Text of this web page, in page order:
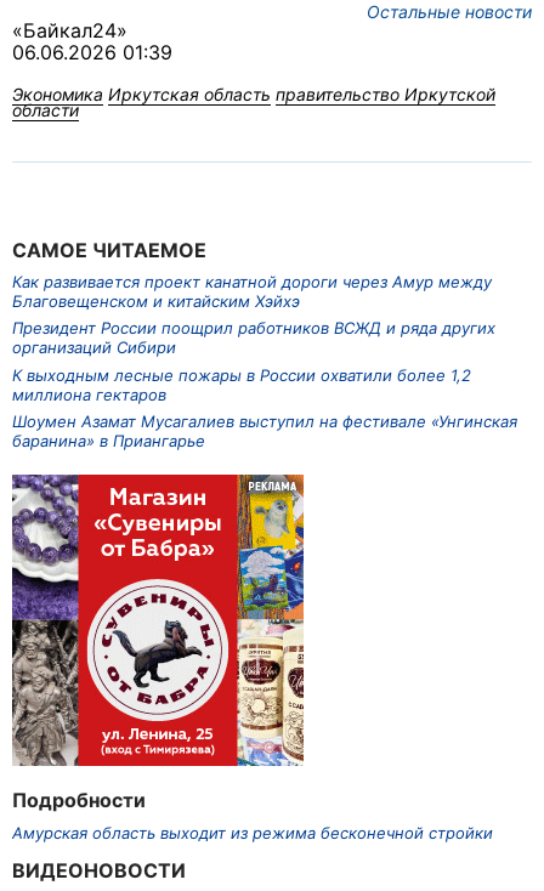
Остальные новости
«Байкал24»
06.06.2026 01:39
Экономика Иркутская область правительство Иркутской
области
САМОЕ ЧИТАЕМОЕ
Как развивается проект канатной дороги через Амур между
Благовещенском и китайским Хэйхэ
Президент России поощрил работников ВСЖД и ряда других
организаций Сибири
К выходным лесные пожары в России охватили более 1,2
миллиона гектаров
Шоумен Азамат Мусагалиев выступил на фестивале «Унгинская
баранина» в Приангарье
Подробности
Амурская область выходит из режима бесконечной стройки
ВИДЕОНОВОСТИ